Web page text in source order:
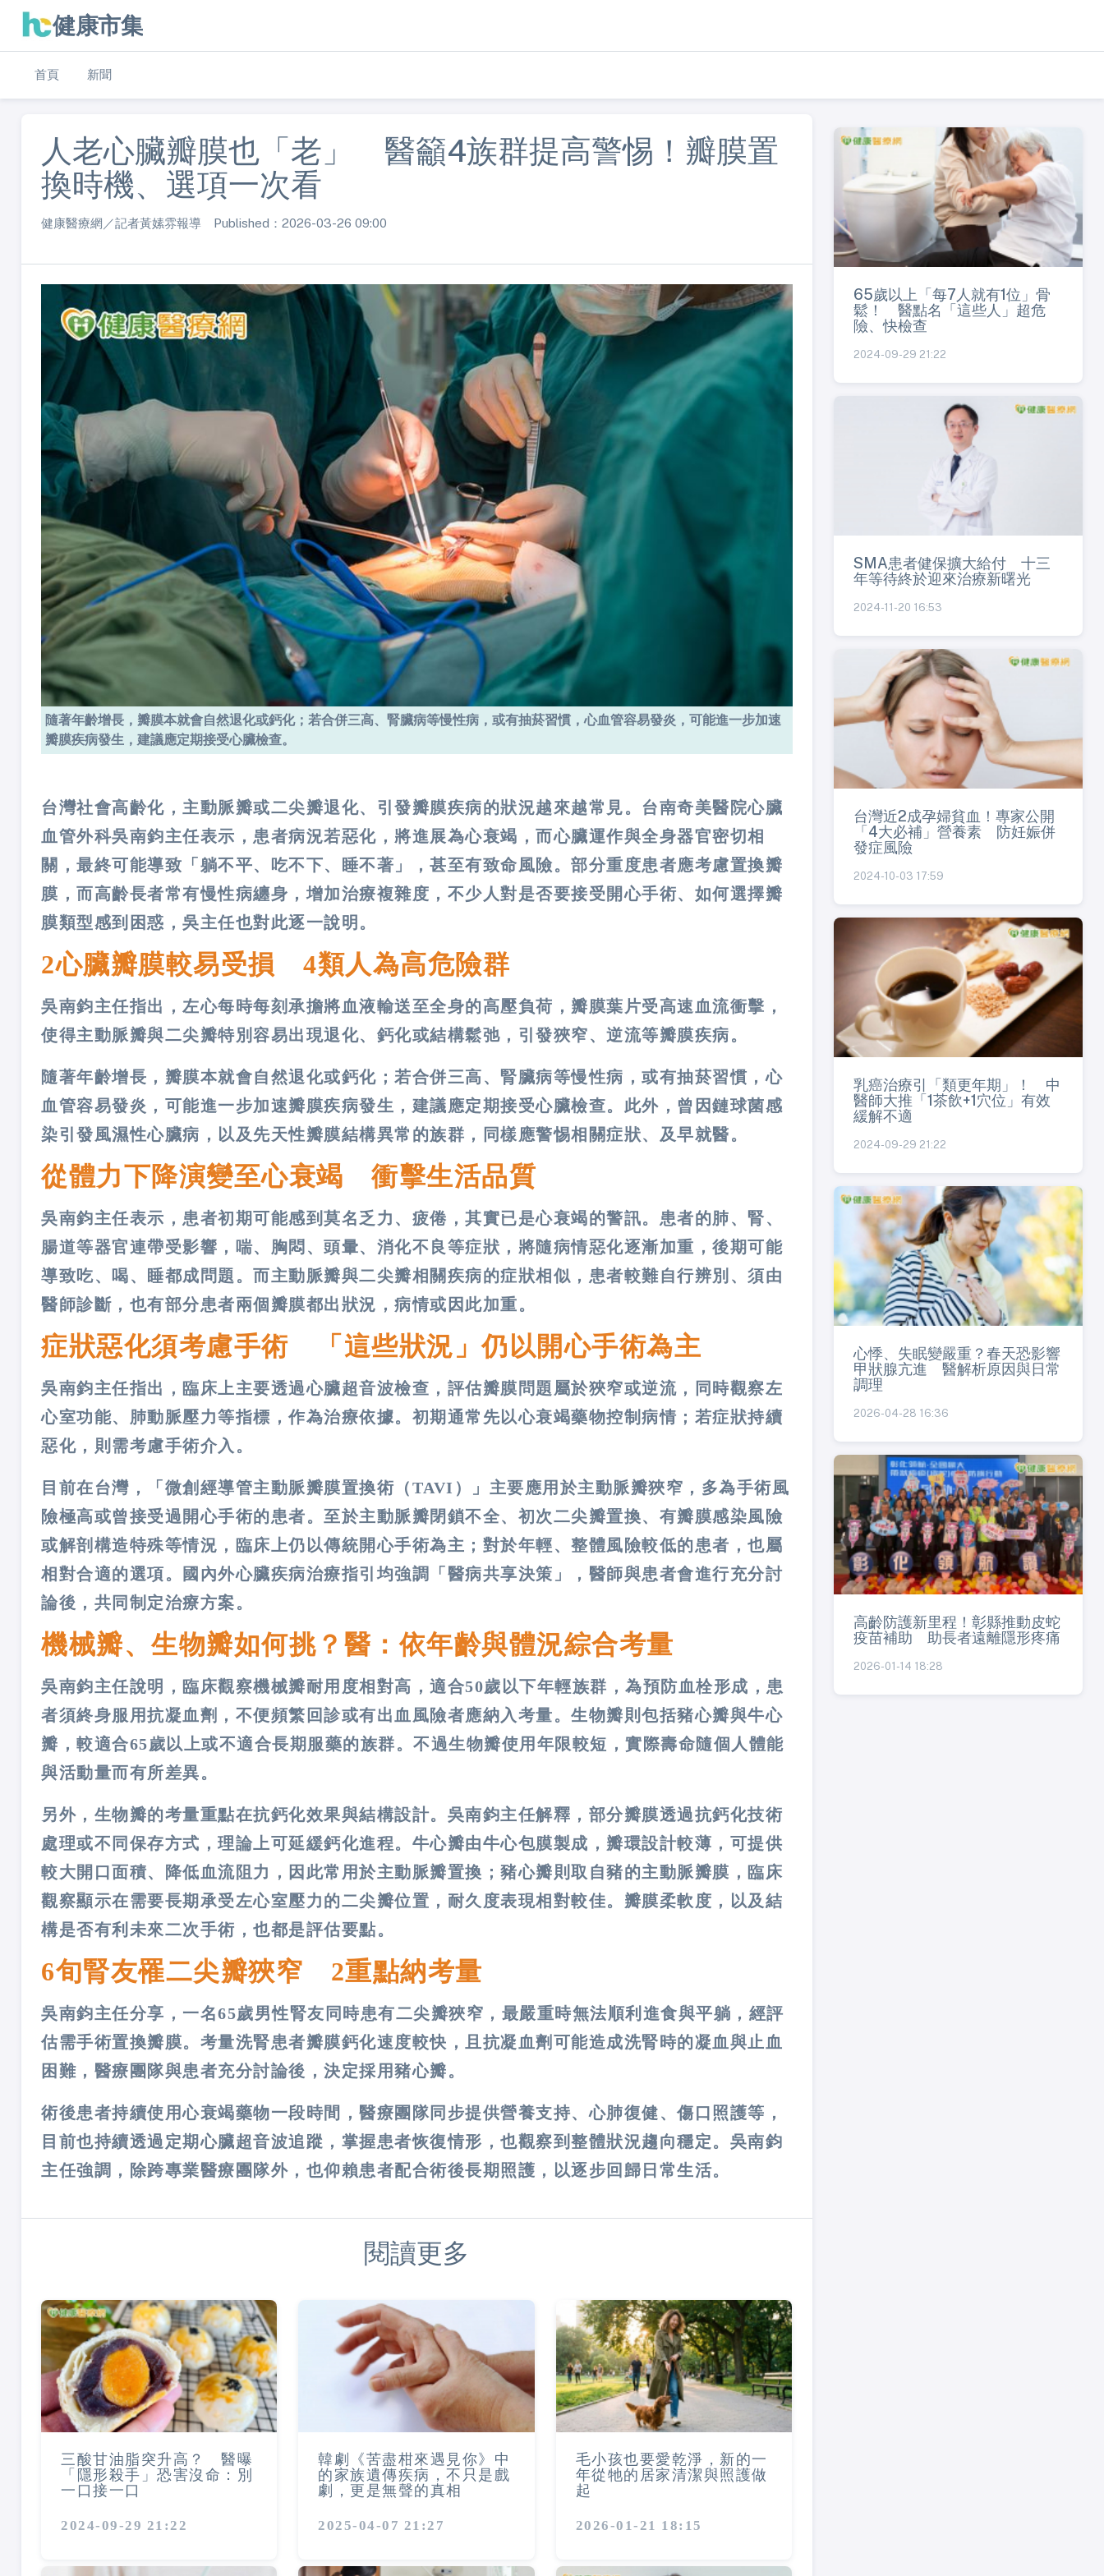
健康市集
首頁 新聞
人老心臟瓣膜也「老」 醫籲4族群提高警惕！瓣膜置
換時機、選項一次看
健康醫療網／記者黃嫊雰報導 Published：2026-03-26 09:00
隨著年齡增長，瓣膜本就會自然退化或鈣化；若合併三高、腎臟病等慢性病，或有抽菸習慣，心血管容易發炎，可能進一步加速
瓣膜疾病發生，建議應定期接受心臟檢查。
台灣社會高齡化，主動脈瓣或二尖瓣退化、引發瓣膜疾病的狀況越來越常見。台南奇美醫院心臟
血管外科吳南鈞主任表示，患者病況若惡化，將進展為心衰竭，而心臟運作與全身器官密切相
關，最終可能導致「躺不平、吃不下、睡不著」，甚至有致命風險。部分重度患者應考慮置換瓣
膜，而高齡長者常有慢性病纏身，增加治療複雜度，不少人對是否要接受開心手術、如何選擇瓣
膜類型感到困惑，吳主任也對此逐一說明。
2心臟瓣膜較易受損 4類人為高危險群
吳南鈞主任指出，左心每時每刻承擔將血液輸送至全身的高壓負荷，瓣膜葉片受高速血流衝擊，
使得主動脈瓣與二尖瓣特別容易出現退化、鈣化或結構鬆弛，引發狹窄、逆流等瓣膜疾病。
隨著年齡增長，瓣膜本就會自然退化或鈣化；若合併三高、腎臟病等慢性病，或有抽菸習慣，心
血管容易發炎，可能進一步加速瓣膜疾病發生，建議應定期接受心臟檢查。此外，曾因鏈球菌感
染引發風濕性心臟病，以及先天性瓣膜結構異常的族群，同樣應警惕相關症狀、及早就醫。
從體力下降演變至心衰竭 衝擊生活品質
吳南鈞主任表示，患者初期可能感到莫名乏力、疲倦，其實已是心衰竭的警訊。患者的肺、腎、
腸道等器官連帶受影響，喘、胸悶、頭暈、消化不良等症狀，將隨病情惡化逐漸加重，後期可能
導致吃、喝、睡都成問題。而主動脈瓣與二尖瓣相關疾病的症狀相似，患者較難自行辨別、須由
醫師診斷，也有部分患者兩個瓣膜都出狀況，病情或因此加重。
症狀惡化須考慮手術 「這些狀況」仍以開心手術為主
吳南鈞主任指出，臨床上主要透過心臟超音波檢查，評估瓣膜問題屬於狹窄或逆流，同時觀察左
心室功能、肺動脈壓力等指標，作為治療依據。初期通常先以心衰竭藥物控制病情；若症狀持續
惡化，則需考慮手術介入。
目前在台灣，「微創經導管主動脈瓣膜置換術（TAVI）」主要應用於主動脈瓣狹窄，多為手術風
險極高或曾接受過開心手術的患者。至於主動脈瓣閉鎖不全、初次二尖瓣置換、有瓣膜感染風險
或解剖構造特殊等情況，臨床上仍以傳統開心手術為主；對於年輕、整體風險較低的患者，也屬
相對合適的選項。國內外心臟疾病治療指引均強調「醫病共享決策」，醫師與患者會進行充分討
論後，共同制定治療方案。
機械瓣、生物瓣如何挑？醫：依年齡與體況綜合考量
吳南鈞主任說明，臨床觀察機械瓣耐用度相對高，適合50歲以下年輕族群，為預防血栓形成，患
者須終身服用抗凝血劑，不便頻繁回診或有出血風險者應納入考量。生物瓣則包括豬心瓣與牛心
瓣，較適合65歲以上或不適合長期服藥的族群。不過生物瓣使用年限較短，實際壽命隨個人體能
與活動量而有所差異。
另外，生物瓣的考量重點在抗鈣化效果與結構設計。吳南鈞主任解釋，部分瓣膜透過抗鈣化技術
處理或不同保存方式，理論上可延緩鈣化進程。牛心瓣由牛心包膜製成，瓣環設計較薄，可提供
較大開口面積、降低血流阻力，因此常用於主動脈瓣置換；豬心瓣則取自豬的主動脈瓣膜，臨床
觀察顯示在需要長期承受左心室壓力的二尖瓣位置，耐久度表現相對較佳。瓣膜柔軟度，以及結
構是否有利未來二次手術，也都是評估要點。
6旬腎友罹二尖瓣狹窄 2重點納考量
吳南鈞主任分享，一名65歲男性腎友同時患有二尖瓣狹窄，最嚴重時無法順利進食與平躺，經評
估需手術置換瓣膜。考量洗腎患者瓣膜鈣化速度較快，且抗凝血劑可能造成洗腎時的凝血與止血
困難，醫療團隊與患者充分討論後，決定採用豬心瓣。
術後患者持續使用心衰竭藥物一段時間，醫療團隊同步提供營養支持、心肺復健、傷口照護等，
目前也持續透過定期心臟超音波追蹤，掌握患者恢復情形，也觀察到整體狀況趨向穩定。吳南鈞
主任強調，除跨專業醫療團隊外，也仰賴患者配合術後長期照護，以逐步回歸日常生活。
閱讀更多
三酸甘油脂突升高？ 醫曝
「隱形殺手」恐害沒命：別
一口接一口
2024-09-29 21:22
韓劇《苦盡柑來遇見你》中
的家族遺傳疾病，不只是戲
劇，更是無聲的真相
2025-04-07 21:27
毛小孩也要愛乾淨，新的一
年從牠的居家清潔與照護做
起
2026-01-21 18:15
65歲以上「每7人就有1位」骨
鬆！ 醫點名「這些人」超危
險、快檢查
2024-09-29 21:22
SMA患者健保擴大給付 十三
年等待終於迎來治療新曙光
2024-11-20 16:53
台灣近2成孕婦貧血！專家公開
「4大必補」營養素 防妊娠併
發症風險
2024-10-03 17:59
乳癌治療引「類更年期」！ 中
醫師大推「1茶飲+1穴位」有效
緩解不適
2024-09-29 21:22
心悸、失眠變嚴重？春天恐影響
甲狀腺亢進 醫解析原因與日常
調理
2026-04-28 16:36
高齡防護新里程！彰縣推動皮蛇
疫苗補助 助長者遠離隱形疼痛
2026-01-14 18:28